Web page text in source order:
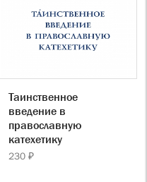
Таинственное
введение в
православную
катехетику
230 ₽